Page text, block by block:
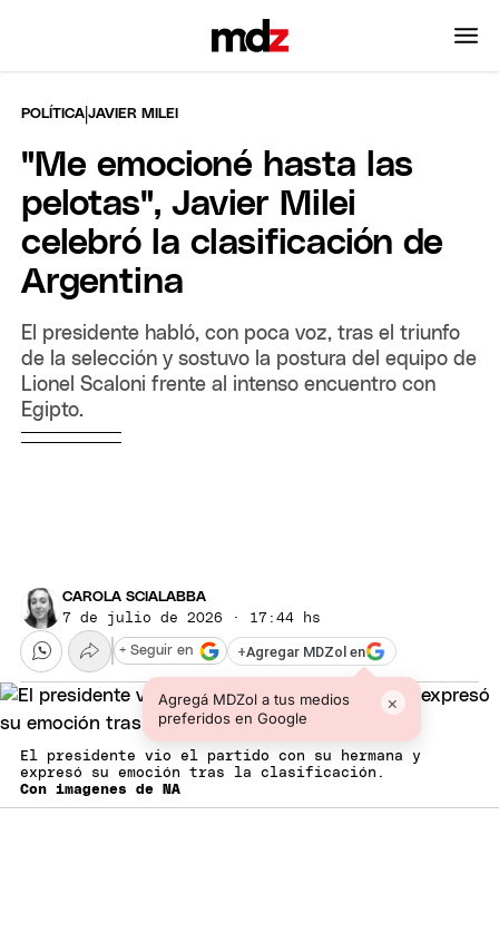
POLÍTICA |JAVIER MILEI
"Me emocioné hasta las
pelotas", Javier Milei
celebró la clasificación de
Argentina
El presidente habló, con poca voz, tras el triunfo
de la selección y sostuvo la postura del equipo de
Lionel Scaloni frente al intenso encuentro con
Egipto.
CAROLA SCIALABBA
7 de julio de 2026 · 17:44 hs
+Agregar MDZol en
Agregá MDZol a tus medios
preferidos en Google
×
+ Seguir en
El presidente vio el partido con su hermana y
expresó su emoción tras la clasificación.
Con imagenes de NA